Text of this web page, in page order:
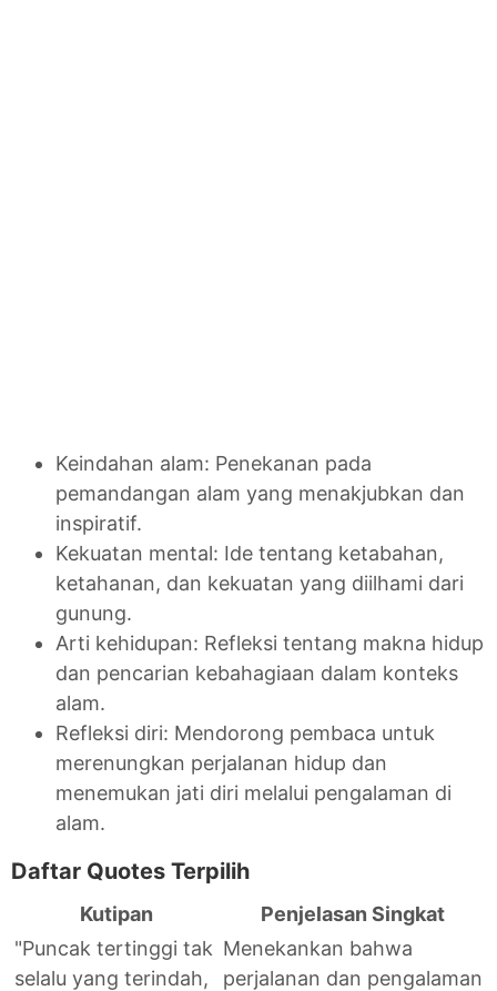
Keindahan alam: Penekanan pada
pemandangan alam yang menakjubkan dan
inspiratif.
Kekuatan mental: Ide tentang ketabahan,
ketahanan, dan kekuatan yang diilhami dari
gunung.
Arti kehidupan: Refleksi tentang makna hidup
dan pencarian kebahagiaan dalam konteks
alam.
Refleksi diri: Mendorong pembaca untuk
merenungkan perjalanan hidup dan
menemukan jati diri melalui pengalaman di
alam.
Daftar Quotes Terpilih
Kutipan
Penjelasan Singkat
"Puncak tertinggi tak
selalu yang terindah,
Menekankan bahwa
perjalanan dan pengalaman